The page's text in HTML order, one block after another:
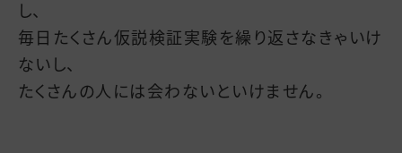
し、
毎日たくさん仮説検証実験を繰り返さなきゃいけ
ないし、
たくさんの人には会わないといけません。